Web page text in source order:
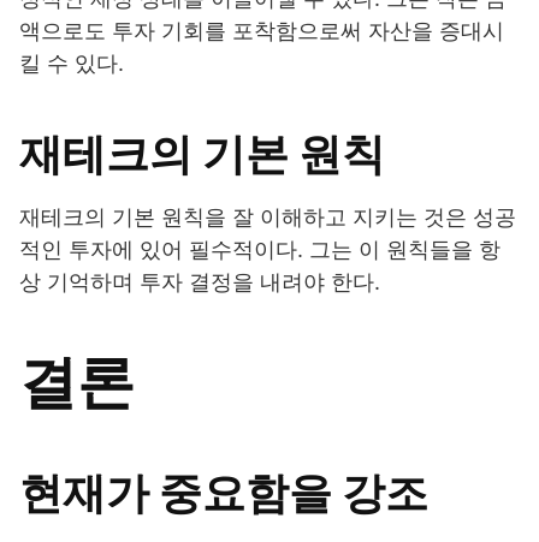
액으로도 투자 기회를 포착함으로써 자산을 증대시
킬 수 있다.
재테크의 기본 원칙
재테크의 기본 원칙을 잘 이해하고 지키는 것은 성공
적인 투자에 있어 필수적이다. 그는 이 원칙들을 항
상 기억하며 투자 결정을 내려야 한다.
결론
현재가 중요함을 강조